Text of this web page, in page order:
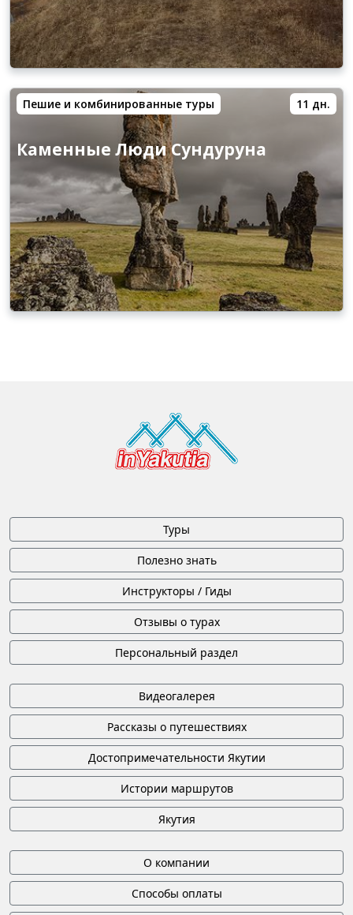
Пешие и комбинированные туры 11 дн.
Каменные Люди Сундуруна
Туры
Полезно знать
Инструкторы / Гиды
Отзывы о турах
Персональный раздел
Видеогалерея
Рассказы о путешествиях
Достопримечательности Якутии
Истории маршрутов
Якутия
О компании
Способы оплаты